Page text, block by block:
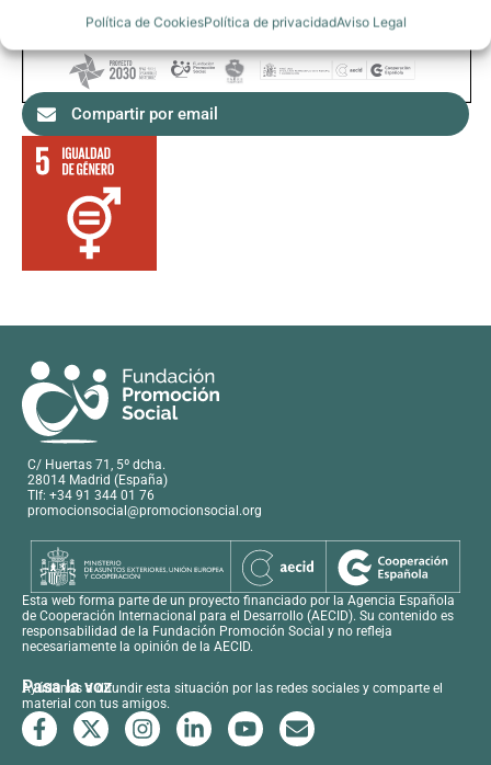
Política de CookiesPolítica de privacidadAviso Legal
Compartir por email
C/ Huertas 71, 5º dcha.
28014 Madrid (España)
Tlf: +34 91 344 01 76
promocionsocial@promocionsocial.org
Esta web forma parte de un proyecto financiado por la Agencia Española
de Cooperación Internacional para el Desarrollo (AECID). Su contenido es
responsabilidad de la Fundación Promoción Social y no refleja
necesariamente la opinión de la AECID.
Pasa la voz
Ayúdanos a difundir esta situación por las redes sociales y comparte el
material con tus amigos.